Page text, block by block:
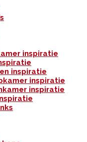
inspiratie
inspiratie
inspiratie
inspiratie